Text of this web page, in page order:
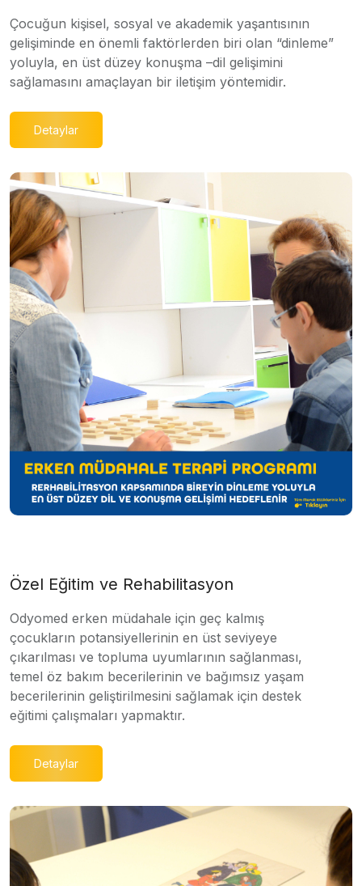
Çocuğun kişisel, sosyal ve akademik yaşantısının
gelişiminde en önemli faktörlerden biri olan “dinleme”
yoluyla, en üst düzey konuşma –dil gelişimini
sağlamasını amaçlayan bir iletişim yöntemidir.
Detaylar
Özel Eğitim ve Rehabilitasyon
Odyomed erken müdahale için geç kalmış
çocukların potansiyellerinin en üst seviyeye
çıkarılması ve topluma uyumlarının sağlanması,
temel öz bakım becerilerinin ve bağımsız yaşam
becerilerinin geliştirilmesini sağlamak için destek
eğitimi çalışmaları yapmaktır.
Detaylar